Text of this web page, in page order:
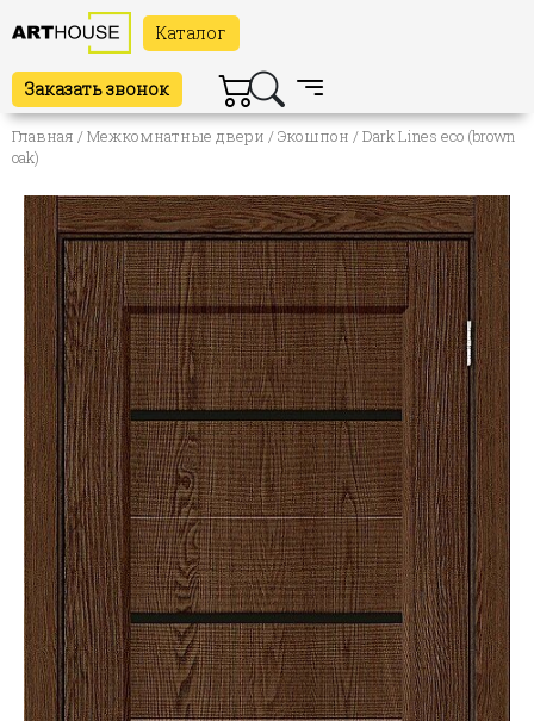
Каталог
Заказать звонок
Главная /Межкомнатные двери /Экошпон / Dark Lines eco (brown
oak)